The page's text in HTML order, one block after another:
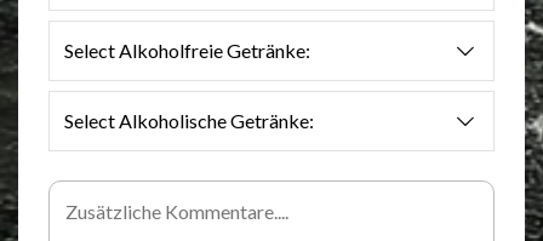
Select Alkoholfreie Getränke:
Select Alkoholische Getränke: